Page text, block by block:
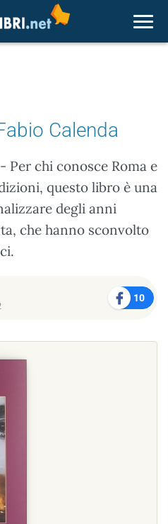
Calenda
Per chi conosce Roma e
questo libro è una
degli anni
che hanno sconvolto
10